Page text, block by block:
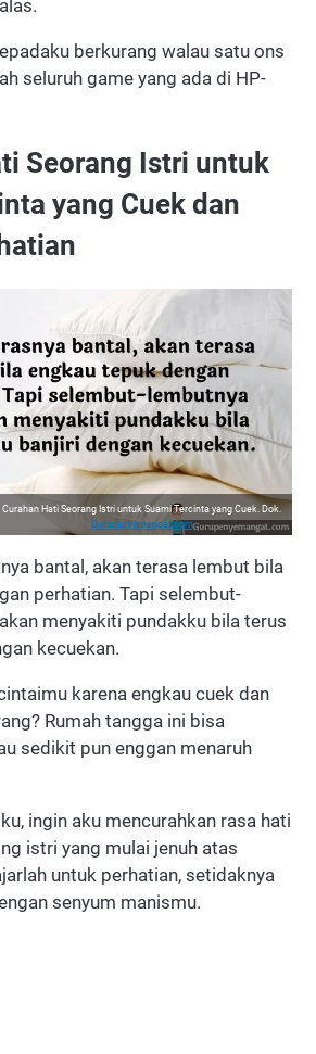
berkurang walau satu ons
seluruh game yang ada di HP-
Seorang Istri untuk
yang Cuek dan
Curahan Hati Seorang Istri untuk Suami Tercinta yang Cuek. Dok.
Gurupenyemangat.com
bantal, akan terasa lembut bila
perhatian. Tapi selembut-
menyakiti pundakku bila terus
kecuekan.
karena engkau cuek dan
Rumah tangga ini bisa
sedikit pun enggan menaruh
ingin aku mencurahkan rasa hati
istri yang mulai jenuh atas
untuk perhatian, setidaknya
senyum manismu.